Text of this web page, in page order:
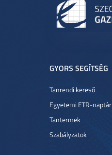
GYORS SEGÍTSÉG
Tanrendi kereső
Egyetemi ETR-naptár
Tantermek
Szabályzatok